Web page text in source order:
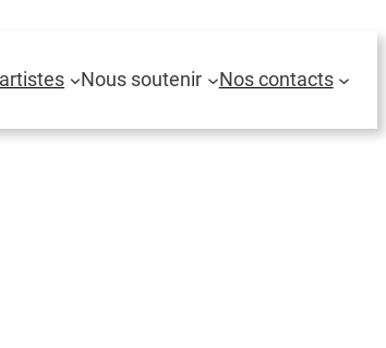
Nous soutenir Nos contacts